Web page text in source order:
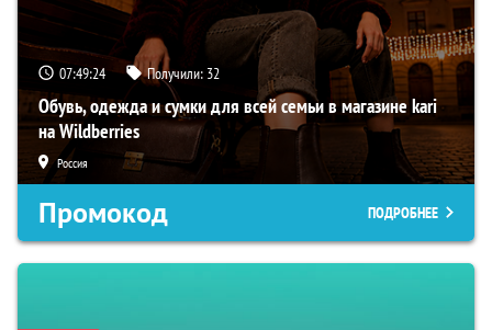
07:49:23 Получили: 32
Обувь, одежда и сумки для всей семьи в магазине kari
на Wildberries
Россия
Промокод ПОДРОБНЕЕ